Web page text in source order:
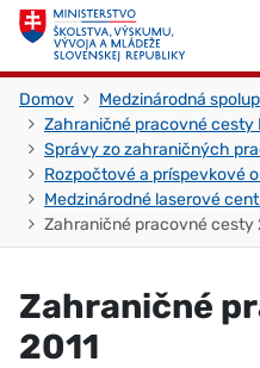
Skočiť na obsah
Domov
Medzinárodná
Zahraničné pracovné cesty
Správy zo zahraničných
Rozpočtové a príspevkové
Medzinárodné laserové
Zahraničné pracovné cesty
Zahraničné
2011
Skočiť na začiatok stránky